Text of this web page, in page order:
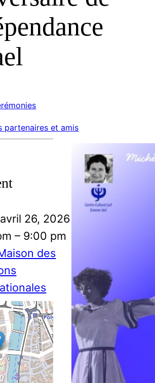
partenaires et amis
avril 26, 2026
– 9:00 pm
des